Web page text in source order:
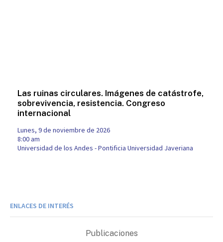
Las ruinas circulares. Imágenes de catástrofe,
sobrevivencia, resistencia. Congreso
internacional
lunes, 9 de noviembre de 2026
8:00 am
Universidad de los Andes - Pontificia Universidad Javeriana
ENLACES DE INTERÉS
Publicaciones